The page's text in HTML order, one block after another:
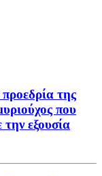
της
που
εξουσία